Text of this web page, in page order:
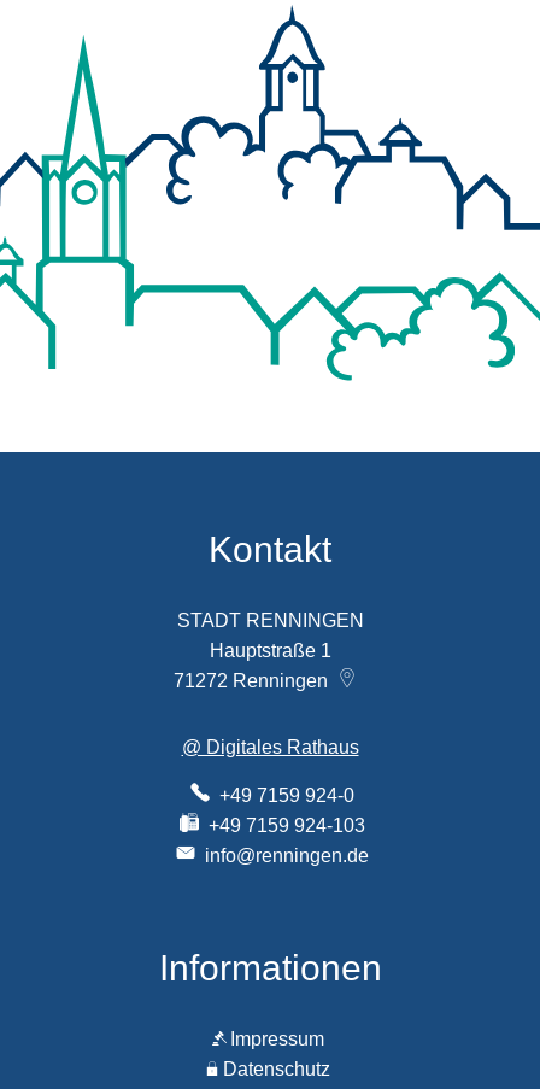
Kontakt
STADT RENNINGEN
Hauptstraße 1
71272 Renningen
@ Digitales Rathaus
+49 7159 924-0
+49 7159 924-103
info@renningen.de
Informationen
Impressum
Datenschutz